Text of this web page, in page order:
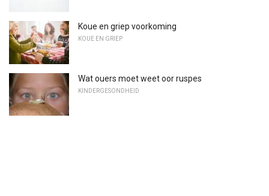
Koue en griep voorkoming
KOUE EN GRIEP
Wat ouers moet weet oor ruspes
KINDERGESONDHEID